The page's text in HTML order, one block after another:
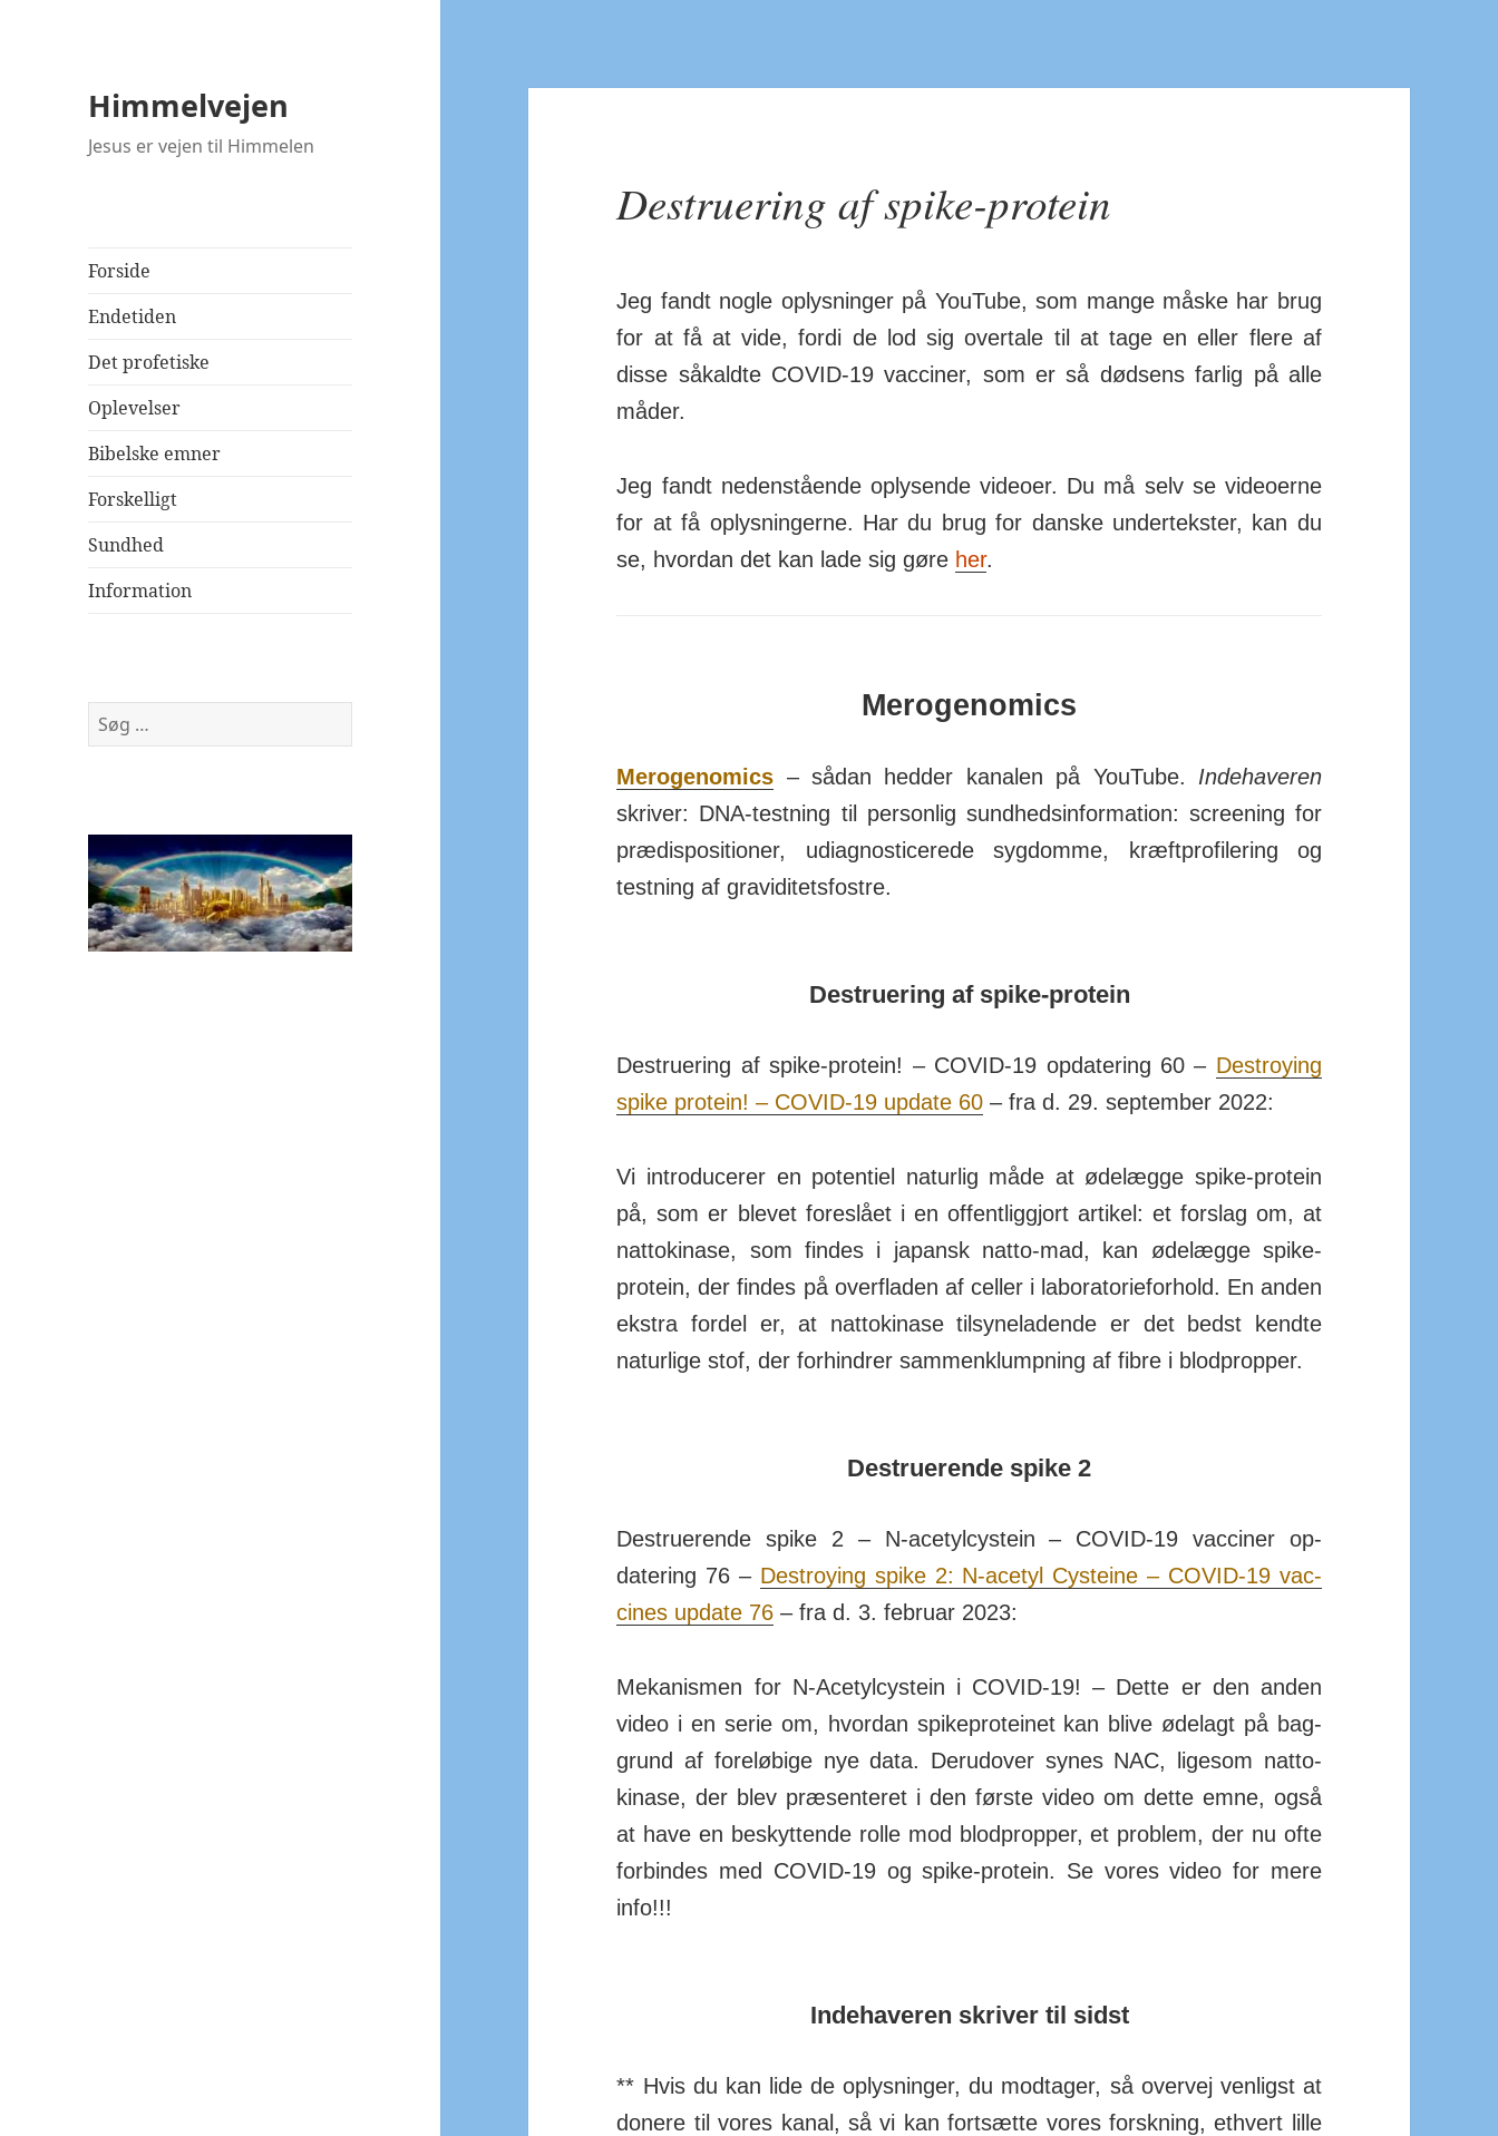
Himmelvejen
Jesus er vejen til Himmelen
Forside
Endetiden
Det profetiske
Oplevelser
Bibelske emner
Forskelligt
Sundhed
Information
Søg
efter:
Destruering af spike-protein
Jeg fandt nogle op­lys­ninger på You­Tube, som mange måske har brug
for at få at vide, fordi de lod sig over­tale til at tage en eller flere af
disse så­kaldte COVID-19 vac­ciner, som er så død­sens farlig på alle
måder.
Jeg fandt neden­stående op­lys­ende videoer. Du må selv se videoerne
for at få op­lys­ningerne. Har du brug for danske under­tekster, kan du
se, hvordan det kan lade sig gøre her.
Merogenomics
Merogenomics – sådan hedder kanalen på You­Tube. Inde­haveren
skriver: DNA-test­ning til per­sonlig sund­heds­in­for­ma­tion: scree­ning for
præ­dis­po­si­tioner, udiag­no­sti­cerede syg­domme, kræft­pro­fi­lering og
test­ning af gra­vi­di­tets­fostre.
Destruering af spike-protein
Destruering af spike-protein! – COVID-19 op­da­tering 60 – De­stroying
spike protein! – COVID-19 update 60 – fra d. 29. sep­tember 2022:
Vi introducerer en potentiel naturlig måde at øde­lægge spike-protein
på, som er blevet fore­slået i en offent­lig­gjort artikel: et for­slag om, at
natto­ki­nase, som findes i ja­pansk natto-mad, kan øde­lægge spike-
protein, der findes på over­fladen af celler i labora­to­rie­for­hold. En anden
ekstra fordel er, at natto­kinase til­syne­ladende er det bedst kendte
natur­lige stof, der for­hindrer sam­men­klump­ning af fibre i blod­propper.
Destruerende spike 2
Destruerende spike 2 – N-ace­tyl­cystein – COVID-19 vac­ciner op­
datering 76 – De­stroy­ing spike 2: N-acetyl Cy­steine – COVID-19 vac­
cines up­date 76 – fra d. 3. fe­bruar 2023:
Mekanismen for N-Ace­tyl­cy­stein i COVID-19! – Dette er den anden
video i en serie om, hvordan spike­pro­teinet kan blive øde­lagt på bag­
grund af fore­løbige nye data. Der­ud­over synes NAC, ligesom natto­
kinase, der blev præ­sen­teret i den første video om dette emne, også
at have en be­skyt­tende rolle mod blod­propper, et problem, der nu ofte
for­bindes med COVID-19 og spike-protein. Se vores video for mere
info!!!
Indehaveren skriver til sidst
** Hvis du kan lide de op­lys­ninger, du mod­tager, så overvej ven­ligst at
donere til vores kanal, så vi kan fort­sætte vores forsk­ning, ethvert lille